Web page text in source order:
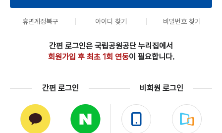
휴면계정복구 아이디 찾기 비밀번호 찾기
간편 로그인은 국립공원공단 누리집에서
회원가입 후 최초 1회 연동이 필요합니다.
간편 로그인 비회원 로그인